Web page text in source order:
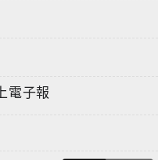
｜Enyo Mk2串流解碼放大
電子報